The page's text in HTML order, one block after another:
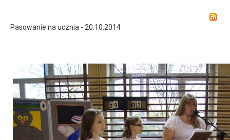
Pasowanie na ucznia - 20.10.2014